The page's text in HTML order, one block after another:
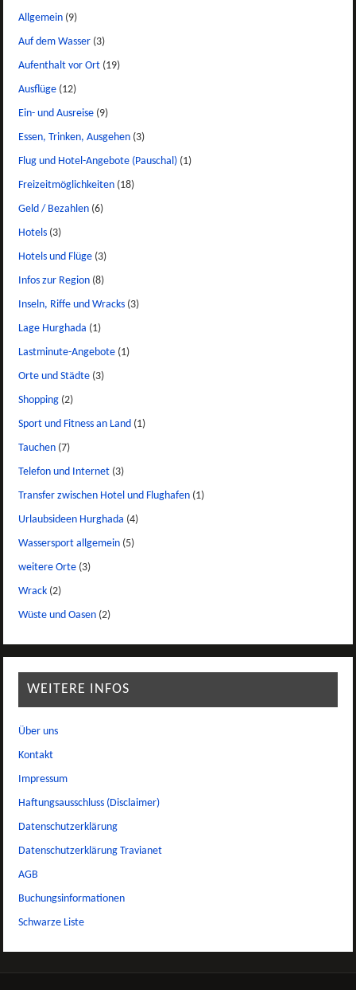
Allgemein (9)
Auf dem Wasser (3)
Aufenthalt vor Ort (19)
Ausflüge (12)
Ein- und Ausreise (9)
Essen, Trinken, Ausgehen (3)
Flug und Hotel-Angebote (Pauschal) (1)
Freizeitmöglichkeiten (18)
Geld / Bezahlen (6)
Hotels (3)
Hotels und Flüge (3)
Infos zur Region (8)
Inseln, Riffe und Wracks (3)
Lage Hurghada (1)
Lastminute-Angebote (1)
Orte und Städte (3)
Shopping (2)
Sport und Fitness an Land (1)
Tauchen (7)
Telefon und Internet (3)
Transfer zwischen Hotel und Flughafen (1)
Urlaubsideen Hurghada (4)
Wassersport allgemein (5)
weitere Orte (3)
Wrack (2)
Wüste und Oasen (2)
WEITERE INFOS
Über uns
Kontakt
Impressum
Haftungsausschluss (Disclaimer)
Datenschutzerklärung
Datenschutzerklärung Travianet
AGB
Buchungsinformationen
Schwarze Liste